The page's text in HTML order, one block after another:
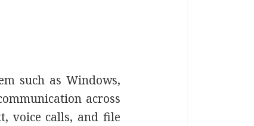
such as Windows,
across
voice calls, and file